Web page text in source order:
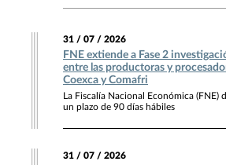
31 / 07 / 2026
FNE extiende a Fase 2
entre las productoras y
Coexca y Comafri
La Fiscalía Nacional Económica (FNE)
un plazo de 90 días hábiles
31 / 07 / 2026